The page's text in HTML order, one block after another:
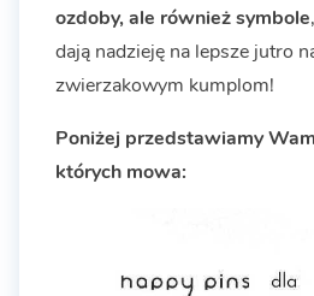
ozdoby, ale również symbole
dają nadzieję na lepsze jutro
zwierzakowym kumplom!
Poniżej przedstawiamy
których mowa: